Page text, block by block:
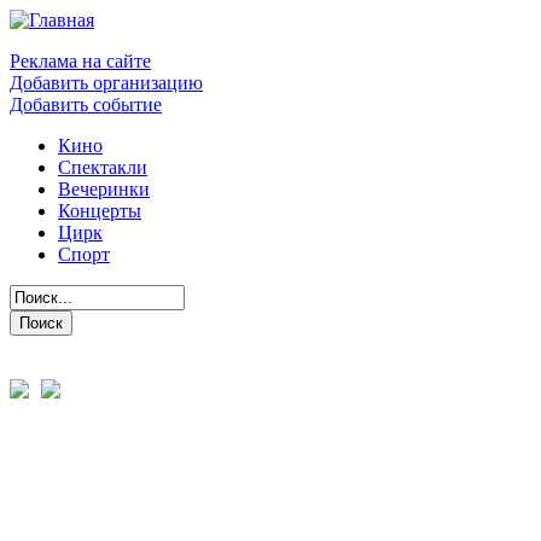
Реклама на сайте
Добавить организацию
Добавить событие
Кино
Спектакли
Вечеринки
Концерты
Цирк
Спорт